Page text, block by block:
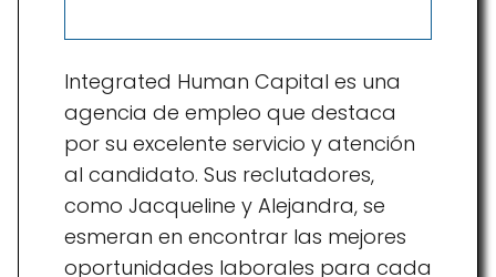
Integrated Human Capital es una
agencia de empleo que destaca
por su excelente servicio y atención
al candidato. Sus reclutadores,
como Jacqueline y Alejandra, se
esmeran en encontrar las mejores
oportunidades laborales para cada